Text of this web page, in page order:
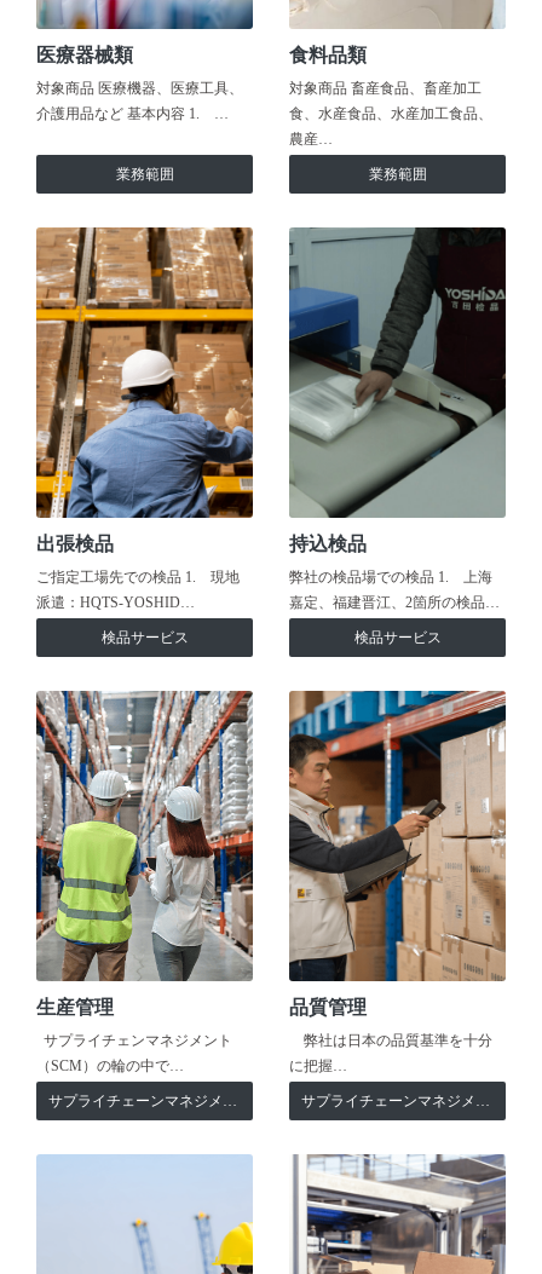
医療器械類
対象商品 医療機器、医療工具、
介護用品など 基本内容 1. …
業務範囲
食料品類
対象商品 畜産食品、畜産加工
食、水産食品、水産加工食品、
農産…
業務範囲
出張検品
ご指定工場先での検品 1. 現地
派遣：HQTS-YOSHID…
検品サービス
持込検品
弊社の検品場での検品 1. 上海
嘉定、福建晋江、2箇所の検品…
検品サービス
生産管理
サプライチェンマネジメント
（SCM）の輪の中で…
サプライチェーンマネジメント
品質管理
弊社は日本の品質基準を十分
に把握…
サプライチェーンマネジメント